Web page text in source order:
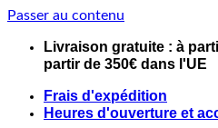
Passer au contenu
Livraison gratuite : à
partir de 350€ dans l'UE
Frais d'expédition
Heures d'ouverture et